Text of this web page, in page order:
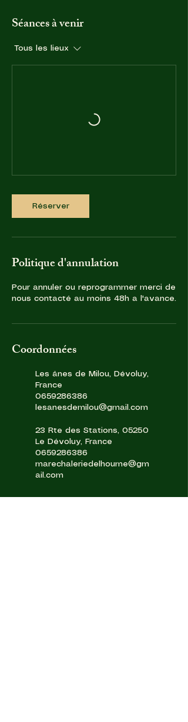
Séances à venir
Tous les lieux
Réserver
Politique d'annulation
Pour annuler ou reprogrammer merci de
nous contacté au moins 48h a l'avance.
Coordonnées
Les ânes de Milou, Dévoluy,
France
0659286386
lesanesdemilou@gmail.com
23 Rte des Stations, 05250
Le Dévoluy, France
0659286386
marechaleriedelhoume@gm
ail.com